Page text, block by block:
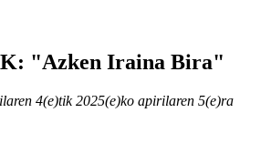
"Azken Iraina Bira"
4(e)tik 2025(e)ko apirilaren 5(e)ra